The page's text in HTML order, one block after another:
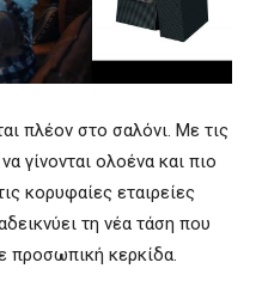
πλέον στο σαλόνι. Με τις
γίνονται ολοένα και πιο
κορυφαίες εταιρείες
τη νέα τάση που
προσωπική κερκίδα.